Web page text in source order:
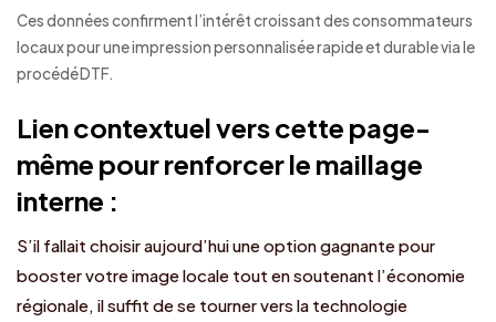
Ces données confirment l’intérêt croissant des consommateurs
locaux pour une impression personnalisée rapide et durable via le
procédé DTF.
Lien contextuel vers cette page-
même pour renforcer le maillage
interne :
S’il fallait choisir aujourd’hui une option gagnante pour
booster votre image locale tout en soutenant l’économie
régionale, il suffit de se tourner vers la technologie